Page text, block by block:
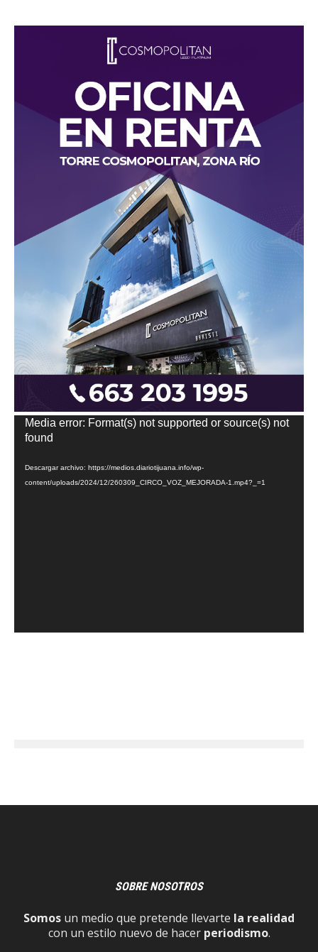
Reproductor
de
Media error: Format(s) not supported or source(s) not
found
Descargar archivo: https://medios.diariotijuana.info/wp-
content/uploads/2024/12/260309_CIRCO_VOZ_MEJORADA-1.mp4?_=1
SOBRE NOSOTROS
Somos un medio que pretende llevarte la realidad
con un estilo nuevo de hacer periodismo.